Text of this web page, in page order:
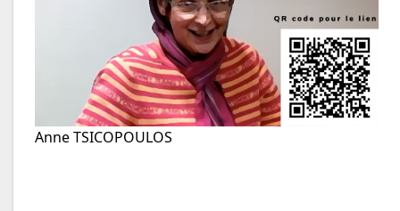
Anne TSICOPOULOS